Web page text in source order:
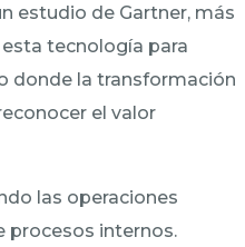
estudio de Gartner, más
tecnología para
donde la transformación
el valor
las operaciones
procesos internos.